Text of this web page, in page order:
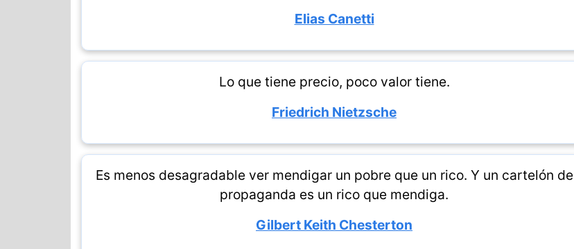
Elias Canetti
Lo que tiene precio, poco valor tiene.
Friedrich Nietzsche
Es menos desagradable ver mendigar un pobre que un rico. Y un cartelón de
propaganda es un rico que mendiga.
Gilbert Keith Chesterton